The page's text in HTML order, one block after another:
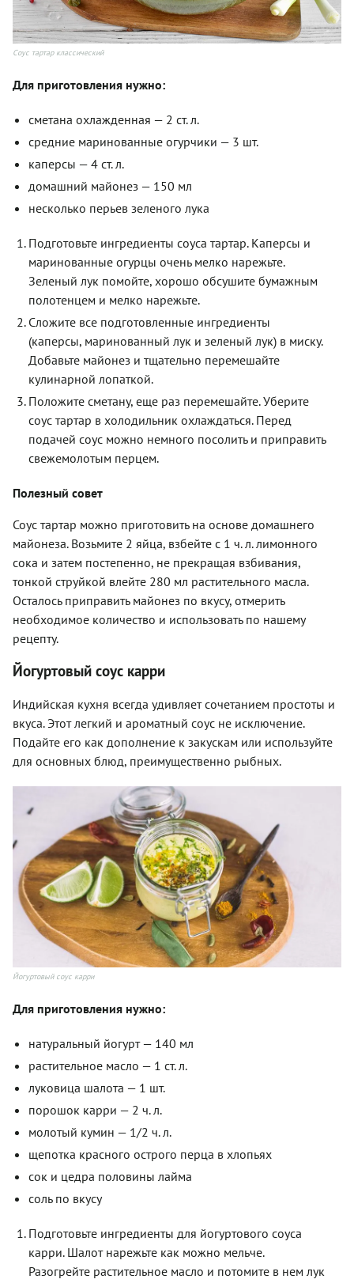
Соус тартар классический
Для приготовления нужно:
сметана охлажденная — 2 ст. л.
средние маринованные огурчики — 3 шт.
каперсы — 4 ст. л.
домашний майонез — 150 мл
несколько перьев зеленого лука
Подготовьте ингредиенты соуса тартар. Каперсы и
маринованные огурцы очень мелко нарежьте.
Зеленый лук помойте, хорошо обсушите бумажным
полотенцем и мелко нарежьте.
Сложите все подготовленные ингредиенты
(каперсы, маринованный лук и зеленый лук) в миску.
Добавьте майонез и тщательно перемешайте
кулинарной лопаткой.
Положите сметану, еще раз перемешайте. Уберите
соус тартар в холодильник охлаждаться. Перед
подачей соус можно немного посолить и приправить
свежемолотым перцем.
Полезный совет
Соус тартар можно приготовить на основе домашнего
майонеза. Возьмите 2 яйца, взбейте с 1 ч. л. лимонного
сока и затем постепенно, не прекращая взбивания,
тонкой струйкой влейте 280 мл растительного масла.
Осталось приправить майонез по вкусу, отмерить
необходимое количество и использовать по нашему
рецепту.
Йогуртовый соус карри
Индийская кухня всегда удивляет сочетанием простоты и
вкуса. Этот легкий и ароматный соус не исключение.
Подайте его как дополнение к закускам или используйте
для основных блюд, преимущественно рыбных.
Йогуртовый соус карри
Для приготовления нужно:
натуральный йогурт — 140 мл
растительное масло — 1 ст. л.
луковица шалота — 1 шт.
порошок карри — 2 ч. л.
молотый кумин — 1/2 ч. л.
щепотка красного острого перца в хлопьях
сок и цедра половины лайма
соль по вкусу
Подготовьте ингредиенты для йогуртового соуса
карри. Шалот нарежьте как можно мельче.
Разогрейте растительное масло и потомите в нем лук